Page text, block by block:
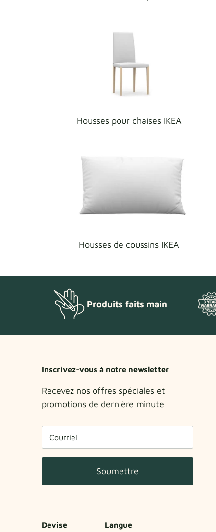
Housses pour chaises IKEA
Housses de coussins IKEA
Produits faits main
Inscrivez-vous à notre newsletter
Recevez nos offres spéciales et
promotions de dernière minute
Soumettre
Devise Langue